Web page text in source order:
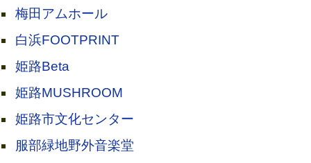
梅田アムホール
白浜FOOTPRINT
姫路Beta
姫路MUSHROOM
姫路市文化センター
服部緑地野外音楽堂